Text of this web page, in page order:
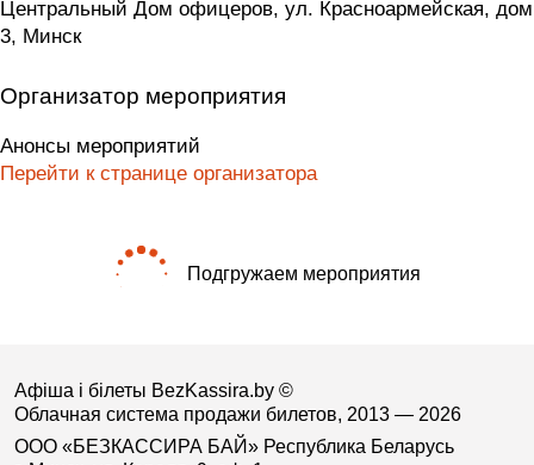
Центральный Дом офицеров, ул. Красноармейская, дом
3, Минск
Организатор мероприятия
Анонсы мероприятий
Перейти к странице организатора
Подгружаем мероприятия
Афіша і білеты BezKassira.by ©
Облачная система продажи билетов, 2013 — 2026
ООО «БЕЗКАССИРА БАЙ» Республика Беларусь